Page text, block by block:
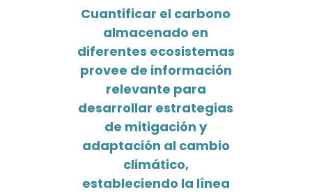
Cuantificar el carbono
almacenado en
diferentes ecosistemas
provee de información
relevante para
desarrollar estrategias
de mitigación y
adaptación al cambio
climático,
estableciendo la línea